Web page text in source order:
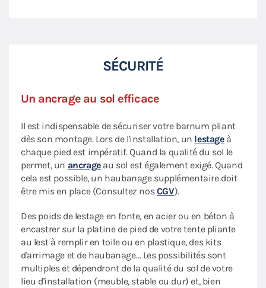
SÉCURITÉ
Un ancrage au sol efficace
Il est indispensable de sécuriser votre barnum pliant
dès son montage. Lors de l'installation, un lestageà
chaque pied est impératif. Quand la qualité du sol le
permet, un ancrageau sol est également exigé. Quand
cela est possible, un haubanage supplémentaire doit
être mis en place (Consultez nosCGV).
Des poids de lestage en fonte, en acier ou en béton à
encastrer sur la platine de pied de votre tente pliante
au lest à remplir en toile ou en plastique, des kits
d'arrimage et de haubanage… Les possibilités sont
multiples et dépendront de la qualité du sol de votre
lieu d'installation (meuble, stable ou dur) et, bien